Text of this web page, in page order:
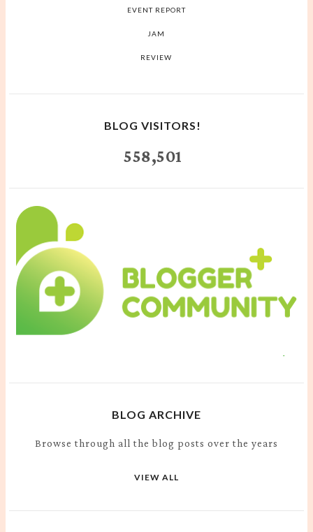
EVENT REPORT
JAM
REVIEW
BLOG VISITORS!
558,501
BLOG ARCHIVE
Browse through all the blog posts over the years
VIEW ALL